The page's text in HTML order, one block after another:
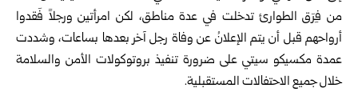
من فِرَق الطوارئ تدخلت في عدة مناطق، لكن امرأتين ورجلاً فَقدوا
أرواحهم قبل أن يتم الإعلانُ عن وفاة رجل آخر بعدها بساعات، وشددت
عمدة مكسيكو سيتي على ضرورة تنفيذ بروتوكولات الأمن والسلامة
خلال جميع الاحتفالات المستقبلية.